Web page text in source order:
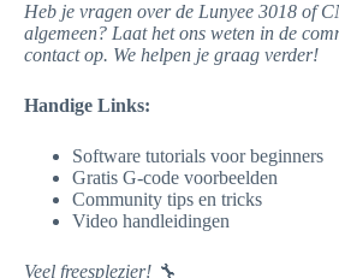
Heb je vragen over de Lunyee 3018 of
algemeen? Laat het ons weten in de
contact op. We helpen je graag verder!
Handige Links:
Software tutorials voor beginners
Gratis G-code voorbeelden
Community tips en tricks
Video handleidingen
Veel freesplezier! 🔧